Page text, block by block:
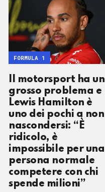
Il motorsport ha un
grosso problema e
Lewis Hamilton è
uno dei pochi a non
nascondersi: “È
ridicolo, è
impossibile per una
persona normale
competere con chi
spende milioni”
FORMULA 1